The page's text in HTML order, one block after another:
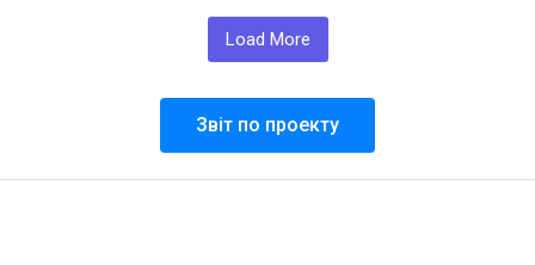
Load More
Звіт по проекту